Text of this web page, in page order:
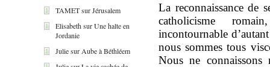
TAMETsurJérusalem
ElisabethsurUne halte en
Jordanie
Juliesur Aube à Béthléem
La reconnaissance de
catholicisme
incontournable
nous sommes tous
Nous ne